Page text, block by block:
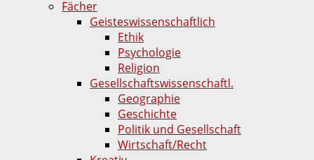
Fächer
Geisteswissenschaftlich
Ethik
Psychologie
Religion
Gesellschaftswissenschaftl.
Geographie
Geschichte
Politik und Gesellschaft
Wirtschaft/Recht